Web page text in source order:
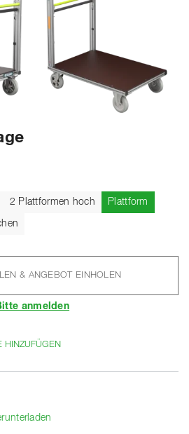
2 Plattformen hoch Plattform
& ANGEBOT EINHOLEN
anmelden
HINZUFÜGEN